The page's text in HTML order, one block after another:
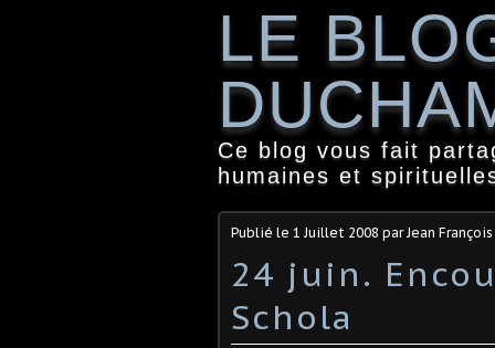
LE
Ce blog vous fait
humaines et
Publié le 1 Juillet 2008 par Jean
24 juin.
Schola